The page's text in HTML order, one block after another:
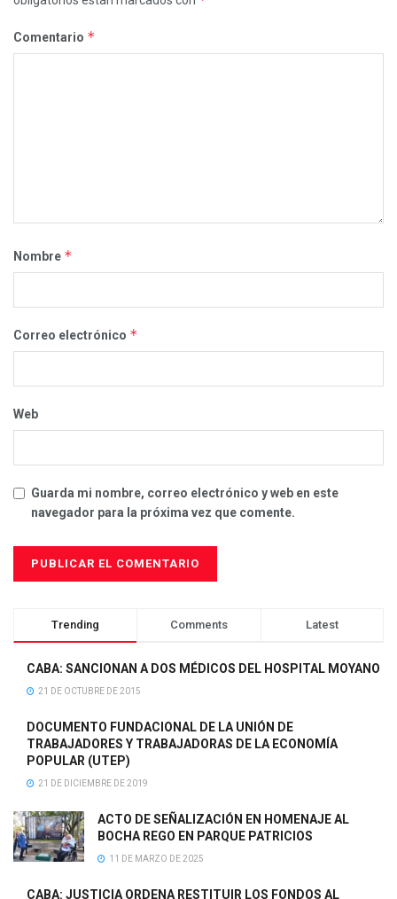
Comentario *
Nombre *
Correo electrónico *
Web
Guarda mi nombre, correo electrónico y web en este
navegador para la próxima vez que comente.
Trending Comments Latest
CABA: SANCIONAN A DOS MÉDICOS DEL HOSPITAL MOYANO
21 DE OCTUBRE DE 2015
DOCUMENTO FUNDACIONAL DE LA UNIÓN DE
TRABAJADORES Y TRABAJADORAS DE LA ECONOMÍA
POPULAR (UTEP)
21 DE DICIEMBRE DE 2019
ACTO DE SEÑALIZACIÓN EN HOMENAJE AL
BOCHA REGO EN PARQUE PATRICIOS
11 DE MARZO DE 2025
CABA: JUSTICIA ORDENA RESTITUIR LOS FONDOS AL